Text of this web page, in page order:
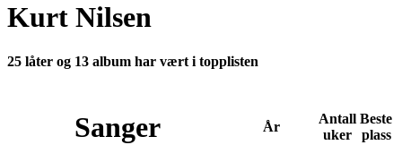
Kurt Nilsen
25 låter og 13 album har vært i topplisten
Sanger År
Antall
uker
Beste
plass